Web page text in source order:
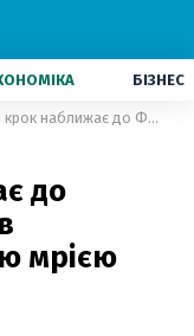
БІЗНЕС
Кожен крок наближає до Формули-1: Бондарев поділився заповітною мрією
до
мрією